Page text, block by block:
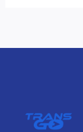
Tangerang
Unit